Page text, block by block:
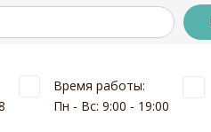
Время работы:
Пн - Вс: 9:00 - 19:00